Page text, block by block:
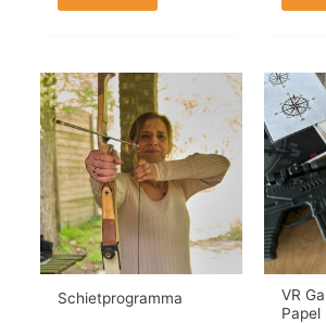
Schietprogramma
VR
Papel